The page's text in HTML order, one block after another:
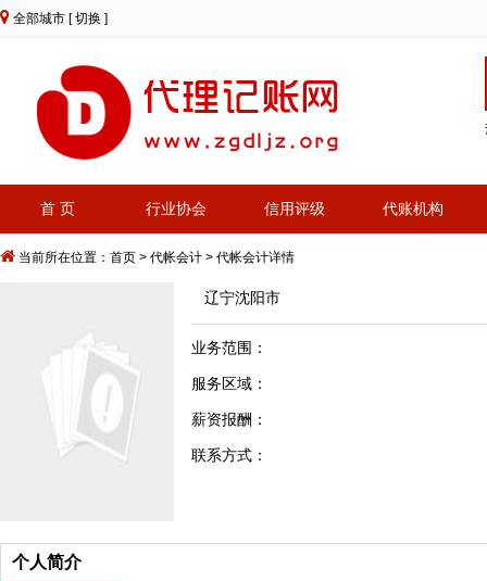
全部城市 [ 切换 ]
首 页 行业协会 信用评级 代账机构
当前所在位置： 首页 > 代帐会计 > 代帐会计详情
辽宁沈阳市
业务范围：
服务区域：
薪资报酬：
联系方式：
个人简介